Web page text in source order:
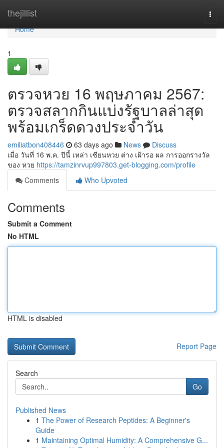
thejillist
Home
Home
1
ตรวจหวย 16 พฤษภาคม 2567:
ตรวจสลากกินแบ่งรัฐบาลล่าสุด
พร้อมเกร็ดดวงประจำวัน
emiliatbon408446 63 days ago News
Discuss
เมื่อ วันที่ 16 พ.ค. ปีนี้ เหล่า เซียนหวย ต่าง เฝ้ารอ ผล การออกรางวัล
ของ หวย https://tamzinrvup997803.get-blogging.com/profile
Comments
Who Upvoted
Comments
Submit a Comment
No HTML
HTML is disabled
Report Page
Search
Go
Published News
1 The Power of Research Peptides: A Beginner's
Guide
1 Maintaining Optimal Humidity: A Comprehensive G...